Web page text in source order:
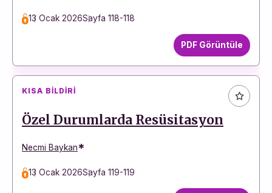
13 Ocak 2026Sayfa 118-118
PDF Görüntüle
KISA BILDIRI
Özel Durumlarda Resüsitasyon
Necmi Baykan*
13 Ocak 2026Sayfa 119-119